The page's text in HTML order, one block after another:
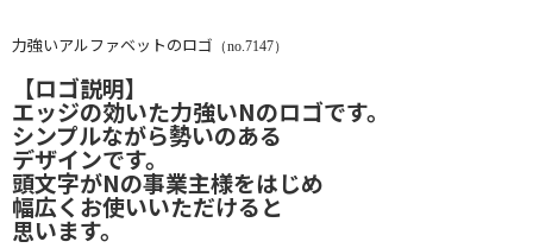
力強いアルファベットのロゴ （no.7147）
【ロゴ説明】
エッジの効いた力強いNのロゴです。
シンプルながら勢いのある
デザインです。
頭文字がNの事業主様をはじめ
幅広くお使いいただけると
思います。